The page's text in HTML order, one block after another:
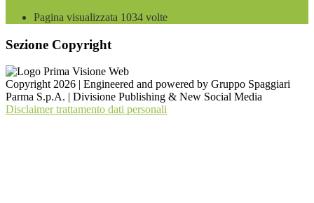
Pagina visualizzata 1034 volte
Sezione Copyright
Copyright 2026 | Engineered and powered by Gruppo Spaggiari
Parma S.p.A. | Divisione Publishing & New Social Media
Disclaimer trattamento dati personali